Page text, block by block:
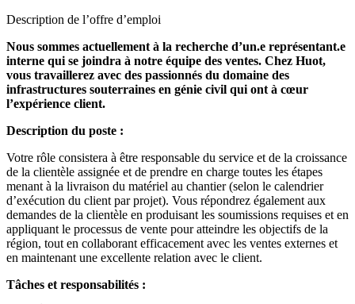
Description de l’offre d’emploi
Nous sommes actuellement à la recherche d’un.e représentant.e
interne qui se joindra à notre équipe des ventes. Chez Huot,
vous travaillerez avec des passionnés du domaine des
infrastructures souterraines en génie civil qui ont à cœur
l’expérience client.
Description du poste :
Votre rôle consistera à être responsable du service et de la croissance
de la clientèle assignée et de prendre en charge toutes les étapes
menant à la livraison du matériel au chantier (selon le calendrier
d’exécution du client par projet). Vous répondrez également aux
demandes de la clientèle en produisant les soumissions requises et en
appliquant le processus de vente pour atteindre les objectifs de la
région, tout en collaborant efficacement avec les ventes externes et
en maintenant une excellente relation avec le client.
Tâches et responsabilités :